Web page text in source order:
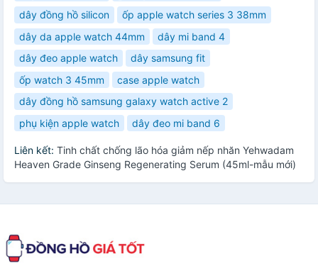
dây đồng hồ silicon
ốp apple watch series 3 38mm
dây da apple watch 44mm
dây mi band 4
dây đeo apple watch
dây samsung fit
ốp watch 3 45mm
case apple watch
dây đồng hồ samsung galaxy watch active 2
phụ kiện apple watch
dây đeo mi band 6
Liên kết: Tinh chất chống lão hóa giảm nếp nhăn Yehwadam
Heaven Grade Ginseng Regenerating Serum (45ml-mẫu mới)